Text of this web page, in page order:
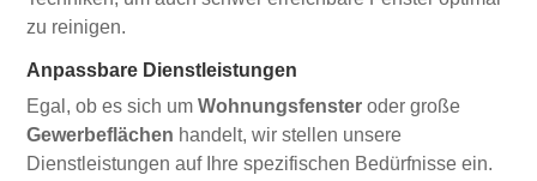
zu reinigen.
Anpassbare Dienstleistungen
Egal, ob es sich umWohnungsfenster oder große
Gewerbeflächen handelt, wir stellen unsere
Dienstleistungen auf Ihre spezifischen Bedürfnisse ein.